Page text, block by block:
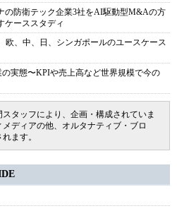
の防衛テック企業3社をAI駆動型M&Aの方
ケーススタディ
欧、中、日、シンガポールのユースケース
実態〜KPIや売上高など世界規模で今の
タッフにより、企画・構成されていま
ディアの他、オルタナティブ・ブロ
ます。